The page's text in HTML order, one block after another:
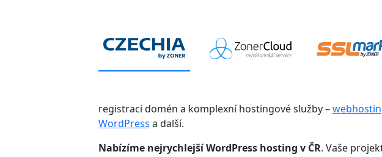
registraci domén a komplexní hostingové služby –
WordPress a další.
Nabízíme nejrychlejší WordPress hosting v ČR. Vaše